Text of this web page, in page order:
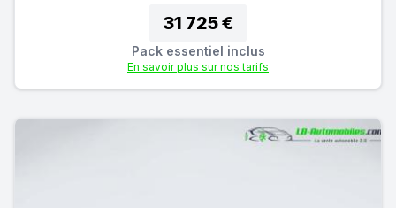
31 725 €
Pack essentiel inclus
En savoir plus sur nos tarifs